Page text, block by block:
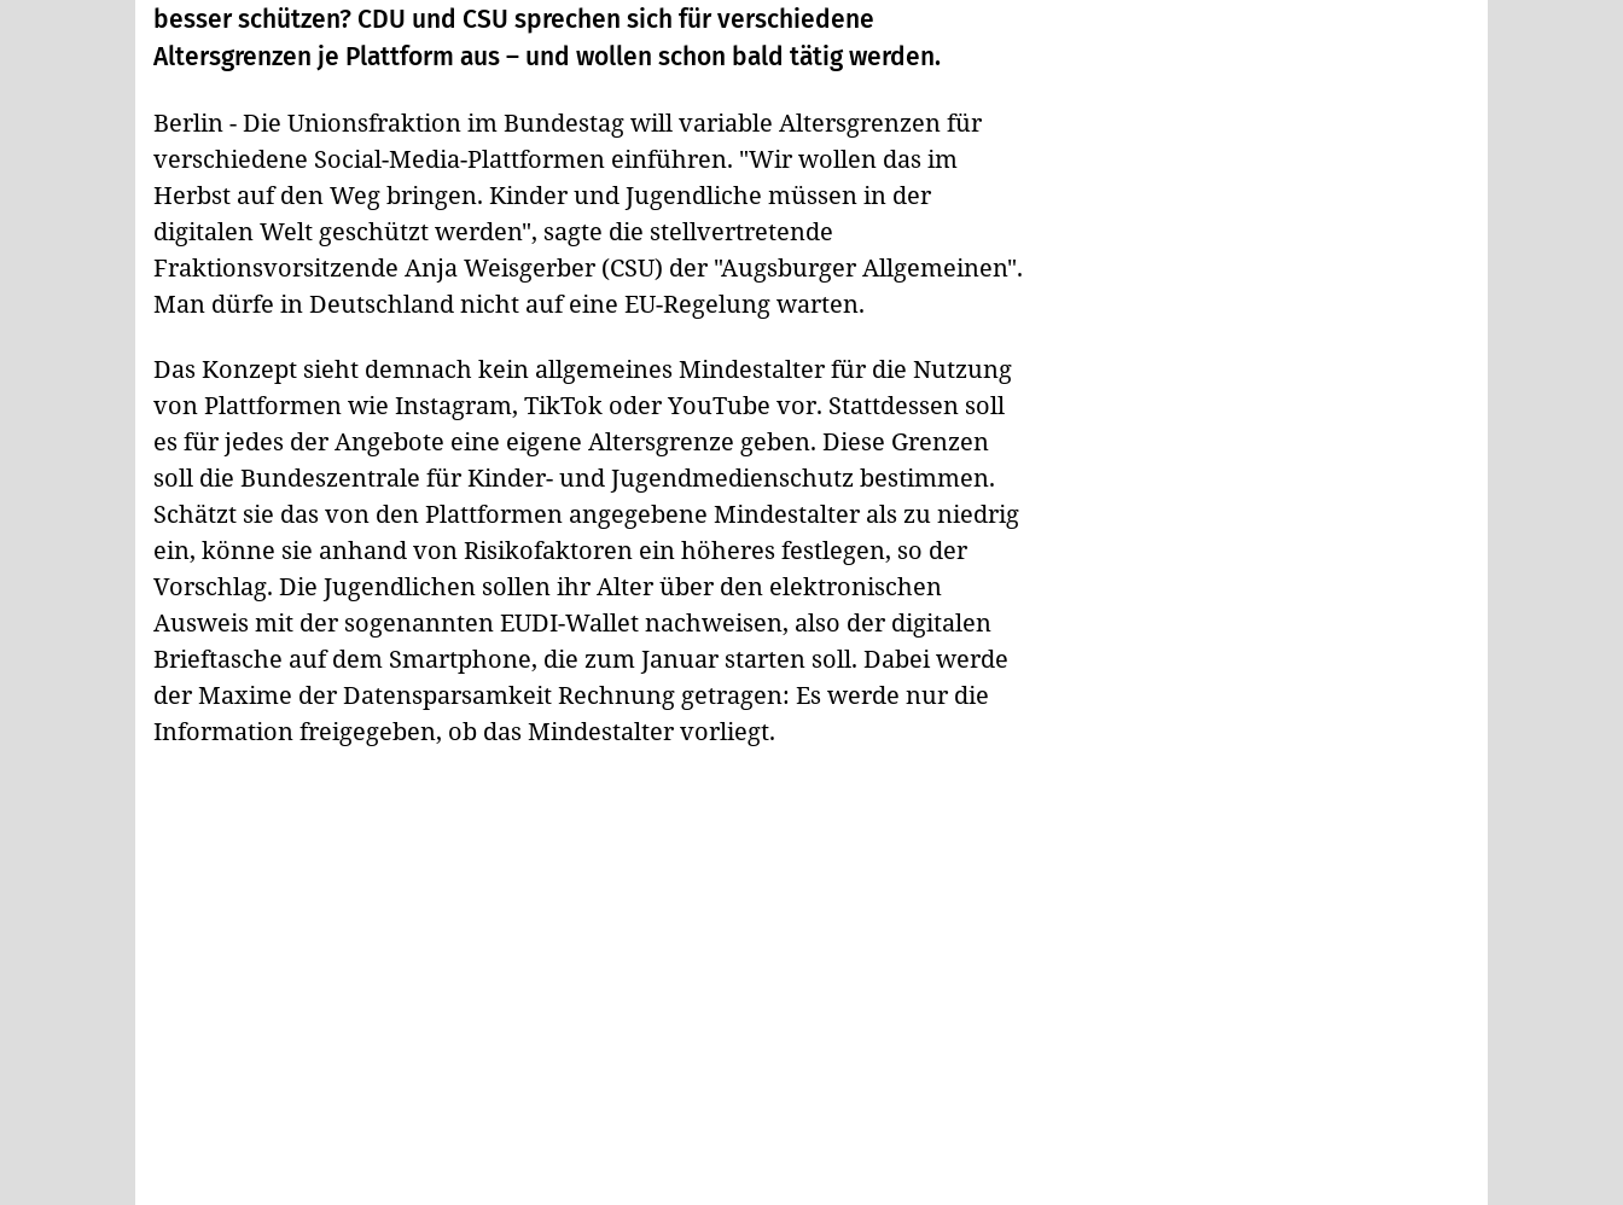
besser schützen? CDU und CSU sprechen sich für verschiedene
Altersgrenzen je Plattform aus – und wollen schon bald tätig werden.
Berlin - Die Unionsfraktion im Bundestag will variable Altersgrenzen für
verschiedene Social-Media-Plattformen einführen. "Wir wollen das im
Herbst auf den Weg bringen. Kinder und Jugendliche müssen in der
digitalen Welt geschützt werden", sagte die stellvertretende
Fraktionsvorsitzende Anja Weisgerber (CSU) der "Augsburger Allgemeinen".
Man dürfe in Deutschland nicht auf eine EU-Regelung warten.
Das Konzept sieht demnach kein allgemeines Mindestalter für die Nutzung
von Plattformen wie Instagram, TikTok oder YouTube vor. Stattdessen soll
es für jedes der Angebote eine eigene Altersgrenze geben. Diese Grenzen
soll die Bundeszentrale für Kinder- und Jugendmedienschutz bestimmen.
Schätzt sie das von den Plattformen angegebene Mindestalter als zu niedrig
ein, könne sie anhand von Risikofaktoren ein höheres festlegen, so der
Vorschlag. Die Jugendlichen sollen ihr Alter über den elektronischen
Ausweis mit der sogenannten EUDI-Wallet nachweisen, also der digitalen
Brieftasche auf dem Smartphone, die zum Januar starten soll. Dabei werde
der Maxime der Datensparsamkeit Rechnung getragen: Es werde nur die
Information freigegeben, ob das Mindestalter vorliegt.